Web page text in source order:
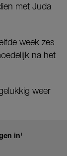
met Juda
week zes
na het
weer
in'